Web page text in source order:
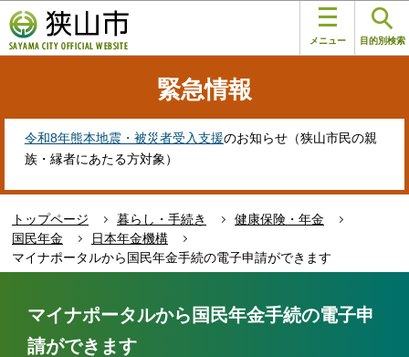
の
ペ
す
メニュー 目的別検索
緊急情報
令和8年熊本地震・被災者受入支援のお知らせ（狭山市民の親
族・縁者にあたる方対象）
トップページ 暮らし・手続き
健康保険・年金
国民年金
日本年金機構
マイナポータルから国民年金手続の電子申請ができます
マイナポータルから国民年金手続の電子申
請ができます